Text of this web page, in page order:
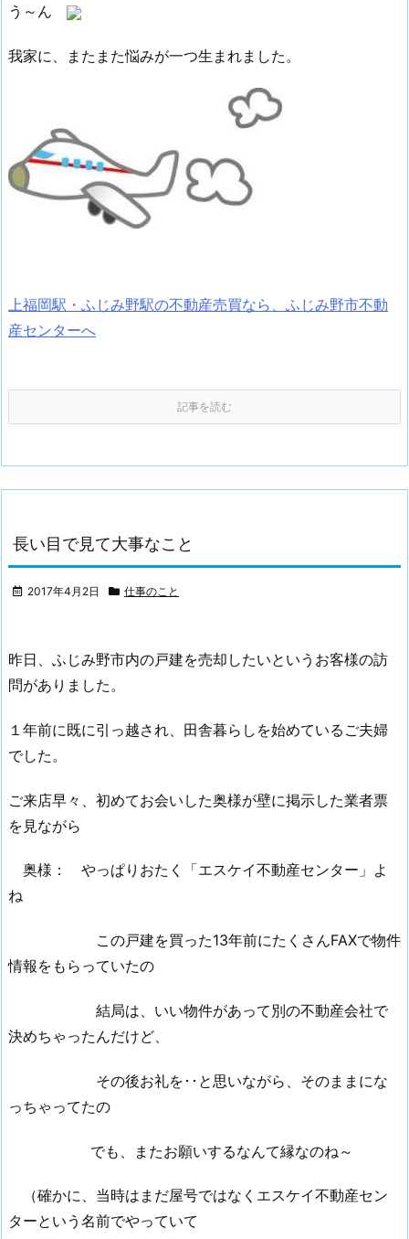
う～ん
我家に、またまた悩みが一つ生まれました。
上福岡駅・ふじみ野駅の不動産売買なら、ふじみ野市不動
産センターへ
記事を読む
長い目で見て大事なこと
2017年4月2日 仕事のこと
昨日、ふじみ野市内の戸建を売却したいというお客様の訪
問がありました。
１年前に既に引っ越され、田舎暮らしを始めているご夫婦
でした。
ご来店早々、初めてお会いした奥様が壁に掲示した業者票
を見ながら
奥様： やっぱりおたく「エスケイ不動産センター」よ
ね
この戸建を買った13年前にたくさんFAXで物件
情報をもらっていたの
結局は、いい物件があって別の不動産会社で
決めちゃったんだけど、
その後お礼を･･と思いながら、そのままにな
っちゃってたの
でも、またお願いするなんて縁なのね～
（確かに、当時はまだ屋号ではなくエスケイ不動産セン
ターという名前でやっていて